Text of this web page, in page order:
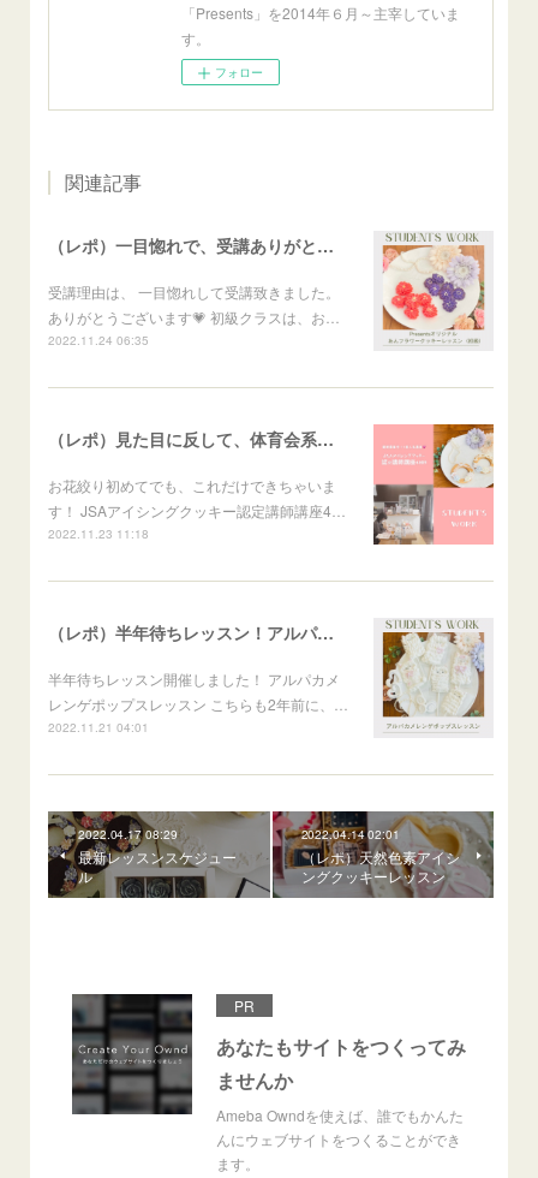
「Presents」を2014年６月～主宰していま
す。
フォロー
関連記事
（レポ）一目惚れで、受講ありがとうございます🙏
受講理由は、 一目惚れして受講致きました。
ありがとうございます💗 初級クラスは、お…
2022.11.24 06:35
（レポ）見た目に反して、体育会系な回（笑）
お花絞り初めてでも、これだけできちゃいま
す！ JSAアイシングクッキー認定講師講座4…
2022.11.23 11:18
（レポ）半年待ちレッスン！アルパカメレンゲポップス
半年待ちレッスン開催しました！ アルパカメ
レンゲポップスレッスン こちらも2年前に、…
2022.11.21 04:01
2022.04.17 08:29
最新レッスンスケジュー
ル
2022.04.14 02:01
（レポ）天然色素アイシ
ングクッキーレッスン
PR
あなたもサイトをつくってみ
ませんか
Ameba Owndを使えば、誰でもかんた
んにウェブサイトをつくることができ
ます。